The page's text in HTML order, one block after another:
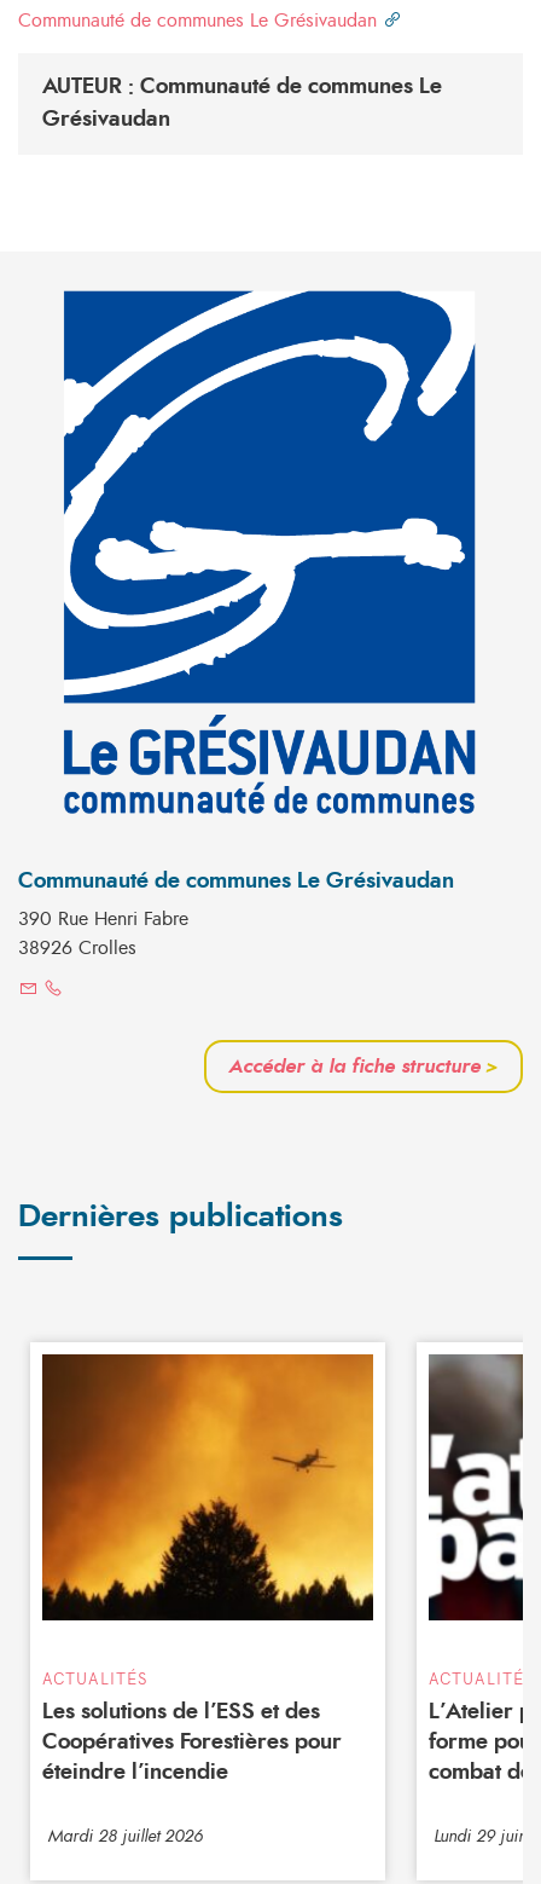
Communauté de communes Le Grésivaudan
AUTEUR : Communauté de communes Le
Grésivaudan
Communauté de communes Le Grésivaudan
390 Rue Henri Fabre
38926 Crolles
Accéder à la fiche structure>
Dernières publications
ACTUALITÉS
Les solutions de l’ESS et des
Coopératives Forestières pour
éteindre l’incendie
Mardi 28 juillet 2026
ACTUALITÉS
L’Atelier
forme
combat de
Lundi 29 juin